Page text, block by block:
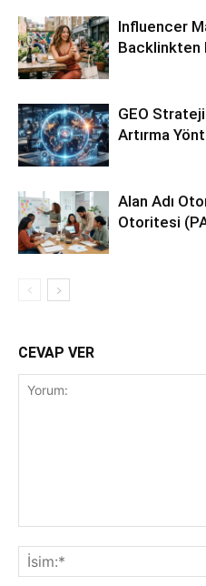
Influencer
Backlinkten
GEO
Artırma
Alan Adı
Otoritesi
CEVAP VER